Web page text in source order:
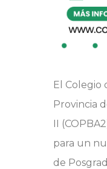
El Colegio
Provincia
II
para un
de